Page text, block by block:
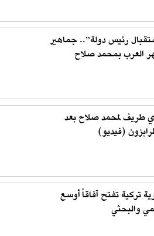
رئيس دولة”.. جماهير
العرب بمحمد صلاح
لمحمد صلاح بعد
(فيديو)
تركية تفتح آفاقاً أوسع
والبحثي